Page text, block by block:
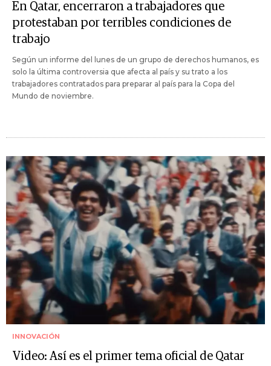
En Qatar, encerraron a trabajadores que
protestaban por terribles condiciones de
trabajo
Según un informe del lunes de un grupo de derechos humanos, es
solo la última controversia que afecta al país y su trato a los
trabajadores contratados para preparar al país para la Copa del
Mundo de noviembre.
INNOVACIÓN
Video: Así es el primer tema oficial de Qatar